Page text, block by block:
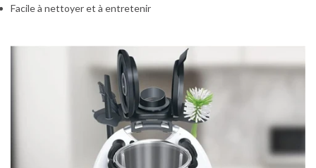
Facile à nettoyer et à entretenir